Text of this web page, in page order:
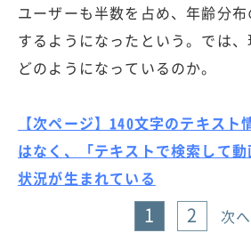
ユーザーも半数を占め、年齢分
するようになったという。では
どのようになっているのか。
【次ページ】140文字のテキスト
はなく、「テキストで検索して
状況が生まれている
1 2 次へ